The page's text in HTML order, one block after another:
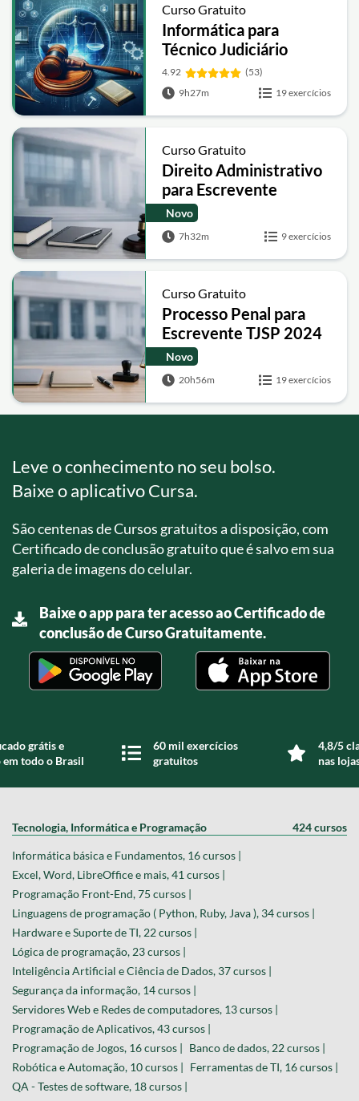
Curso Gratuito
Informática para
Técnico Judiciário
4.92
(53)
9h27m
19 exercícios
Curso Gratuito
Direito Administrativo
para Escrevente
Técnico Judiciário
Novo
7h32m 9 exercícios
Curso Gratuito
Processo Penal para
Escrevente TJSP 2024
Novo
20h56m 19 exercícios
Leve o conhecimento no seu bolso.
Baixe o aplicativo Cursa.
São centenas de Cursos gratuitos a disposição, com
Certificado de conclusão gratuito que é salvo em sua
galeria de imagens do celular.
Baixe o app para ter acesso ao Certificado de
conclusão de Curso Gratuitamente.
grátis e
todo o Brasil
60 mil exercícios
gratuitos
4,8/5
nas
Tecnologia, Informática e Programação 424 cursos
Informática básica e Fundamentos, 16 cursos |
Excel, Word, LibreOffice e mais, 41 cursos |
Programação Front-End, 75 cursos |
Linguagens de programação ( Python, Ruby, Java ), 34 cursos |
Hardware e Suporte de TI, 22 cursos |
Lógica de programação, 23 cursos |
Inteligência Artificial e Ciência de Dados, 37 cursos |
Segurança da informação, 14 cursos |
Servidores Web e Redes de computadores, 13 cursos |
Programação de Aplicativos, 43 cursos |
Programação de Jogos, 16 cursos |
Banco de dados, 22 cursos |
Robótica e Automação, 10 cursos |
Ferramentas de TI, 16 cursos |
QA - Testes de software, 18 cursos |